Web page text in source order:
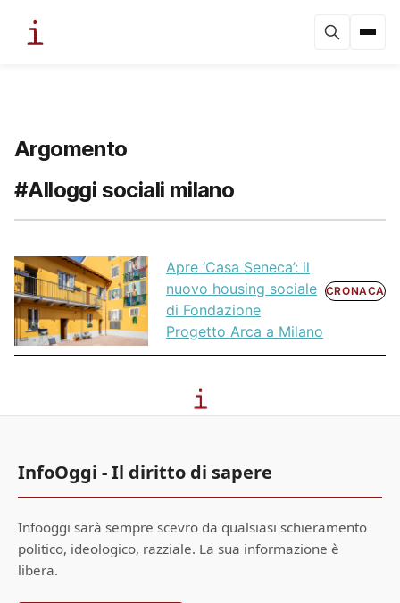
Argomento
#Alloggi sociali milano
Apre ‘Casa Seneca’: il
nuovo housing sociale
di Fondazione
Progetto Arca a Milano
CRONACA
InfoOggi - Il diritto di sapere
Infooggi sarà sempre scevro da qualsiasi schieramento
politico, ideologico, razziale. La sua informazione è
libera.